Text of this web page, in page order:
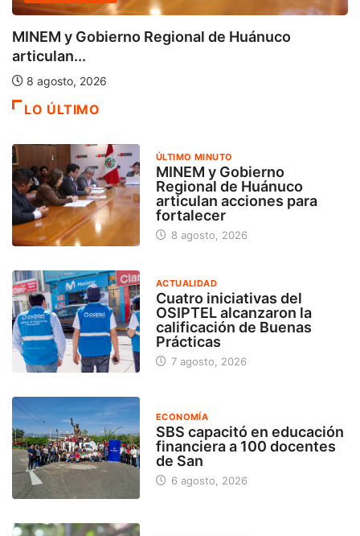
Regional de Huánuco
Cuatro
LO ÚLTIMO
ÚLTIMO MINUTO
MINEM y Gobierno
Regional de Huánuco
articulan acciones para
fortalecer
8 agosto, 2026
ACTUALIDAD
Cuatro iniciativas del
OSIPTEL alcanzaron la
calificación de Buenas
Prácticas
7 agosto, 2026
ECONOMÍA
SBS capacitó en educación
financiera a 100 docentes
de San
6 agosto, 2026